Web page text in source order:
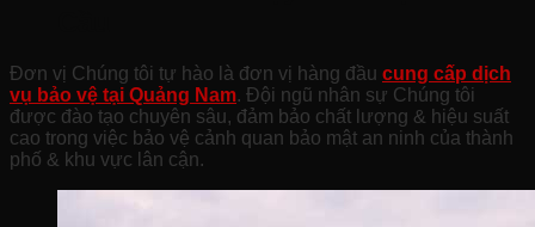
Đơn vị Chúng tôi tự hào là đơn vị hàng đầu cung cấp dịch
vụ bảo vệ tại Quảng Nam. Đội ngũ nhân sự Chúng tôi
được đào tạo chuyên sâu, đảm bảo chất lượng & hiệu suất
cao trong việc bảo vệ cảnh quan bảo mật an ninh của thành
phố & khu vực lân cận.